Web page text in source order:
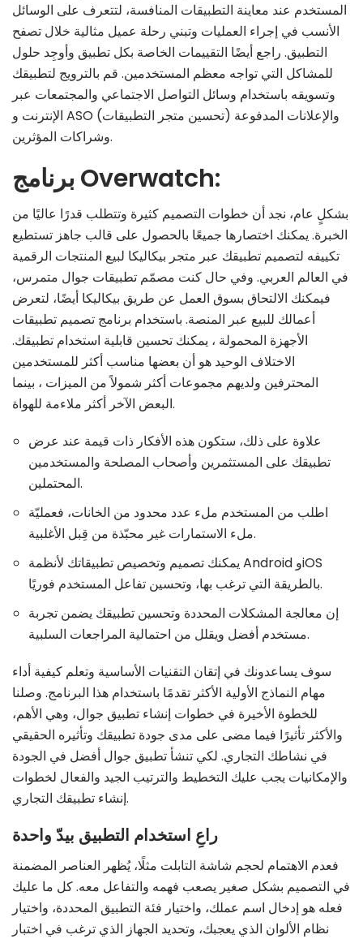
المستخدم عند معاينة التطبيقات المنافسة، لتتعرف على الوسائل
الأنسب في إجراء العمليات وتبني رحلة عميل مثالية خلال تصفح
التطبيق. راجع أيضًا التقييمات الخاصة بكل تطبيق وأوجِد حلول
للمشاكل التي تواجه معظم المستخدمين. قم بالترويج لتطبيقك
وتسويقه باستخدام وسائل التواصل الاجتماعي والمجتمعات عبر
الإنترنت و ASO (تحسين متجر التطبيقات) والإعلانات المدفوعة
وشراكات المؤثرين.
برنامج Overwatch:
بشكلٍ عام، نجد أن خطوات التصميم كثيرة وتتطلب قدرًا عاليًا من
الخبرة. يمكنك اختصارها جميعًا بالحصول على قالب جاهز تستطيع
تكييفه لتصميم تطبيقك عبر متجر بيكاليكا لبيع المنتجات الرقمية
في العالم العربي. وفي حال كنت مصمّم تطبيقات جوال متمرس،
فيمكنك الالتحاق بسوق العمل عن طريق بيكاليكا أيضًا، لتعرض
أعمالك للبيع عبر المنصة. باستخدام برنامج تصميم تطبيقات
الأجهزة المحمولة ، يمكنك تحسين قابلية استخدام تطبيقك.
الاختلاف الوحيد هو أن بعضها مناسب أكثر للمستخدمين
المحترفين ولديهم مجموعات أكثر شمولاً من الميزات ، بينما
البعض الآخر أكثر ملاءمة للهواة.
علاوة على ذلك، ستكون هذه الأفكار ذات قيمة عند عرض
تطبيقك على المستثمرين وأصحاب المصلحة والمستخدمين
المحتملين.
اطلب من المستخدم ملء عدد محدود من الخانات، فعمليّة
ملء الاستمارات غير محبّذة من قِبل الأغلبية.
يمكنك تصميم وتخصيص تطبيقاتك لأنظمة Android وiOS
بالطريقة التي ترغب بها، وتحسين تفاعل المستخدم فوريًا.
إن معالجة المشكلات المحددة وتحسين تطبيقك يضمن تجربة
مستخدم أفضل ويقلل من احتمالية المراجعات السلبية.
سوف يساعدونك في إتقان التقنيات الأساسية وتعلم كيفية أداء
مهام النماذج الأولية الأكثر تقدمًا باستخدام هذا البرنامج. وصلنا
للخطوة الأخيرة في خطوات إنشاء تطبيق جوال، وهي الأهم،
والأكثر تأثيرًا فيما مضى على مدى جودة تطبيقك وتأثيره الحقيقي
في نشاطك التجاري. لكي تنشأ تطبيق جوال أفضل في الجودة
والإمكانيات يجب عليك التخطيط والترتيب الجيد والفعال لخطوات
إنشاء تطبيقك التجاري.
راعِ استخدام التطبيق بيدّ واحدة
فعدم الاهتمام لحجم شاشة التابلت مثلًا، يُظهر العناصر المضمنة
في التصميم بشكل صغير يصعب فهمه والتفاعل معه. كل ما عليك
فعله هو إدخال اسم عملك، واختيار فئة التطبيق المحددة، واختيار
نظام الألوان الذي يعجبك، وتحديد الجهاز الذي ترغب في اختبار